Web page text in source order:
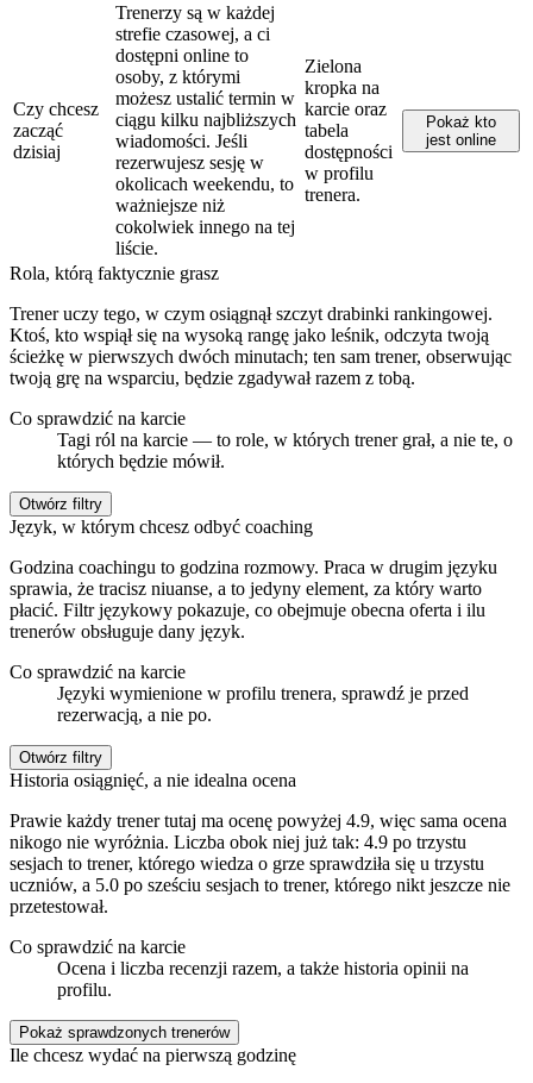
Czy chcesz
zacząć
dzisiaj
Trenerzy są w każdej
strefie czasowej, a ci
dostępni online to
osoby, z którymi
możesz ustalić termin w
ciągu kilku najbliższych
wiadomości. Jeśli
rezerwujesz sesję w
okolicach weekendu, to
ważniejsze niż
cokolwiek innego na tej
liście.
Zielona
kropka na
karcie oraz
tabela
dostępności
w profilu
trenera.
Pokaż kto
jest online
Rola, którą faktycznie grasz
Trener uczy tego, w czym osiągnął szczyt drabinki rankingowej.
Ktoś, kto wspiął się na wysoką rangę jako leśnik, odczyta twoją
ścieżkę w pierwszych dwóch minutach; ten sam trener, obserwując
twoją grę na wsparciu, będzie zgadywał razem z tobą.
Co sprawdzić na karcie
Tagi ról na karcie — to role, w których trener grał, a nie te, o
których będzie mówił.
Otwórz filtry
Język, w którym chcesz odbyć coaching
Godzina coachingu to godzina rozmowy. Praca w drugim języku
sprawia, że tracisz niuanse, a to jedyny element, za który warto
płacić. Filtr językowy pokazuje, co obejmuje obecna oferta i ilu
trenerów obsługuje dany język.
Co sprawdzić na karcie
Języki wymienione w profilu trenera, sprawdź je przed
rezerwacją, a nie po.
Otwórz filtry
Historia osiągnięć, a nie idealna ocena
Prawie każdy trener tutaj ma ocenę powyżej 4.9, więc sama ocena
nikogo nie wyróżnia. Liczba obok niej już tak: 4.9 po trzystu
sesjach to trener, którego wiedza o grze sprawdziła się u trzystu
uczniów, a 5.0 po sześciu sesjach to trener, którego nikt jeszcze nie
przetestował.
Co sprawdzić na karcie
Ocena i liczba recenzji razem, a także historia opinii na
profilu.
Pokaż sprawdzonych trenerów
Ile chcesz wydać na pierwszą godzinę